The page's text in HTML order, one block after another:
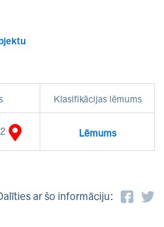
Klasifikācijas lēmums
Lēmums
ar šo informāciju: